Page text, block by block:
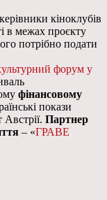
кіноклубів
в межах проєкту
потрібно подати
форум у
фінансовому
покази
Партнер
– «ГРАВЕ